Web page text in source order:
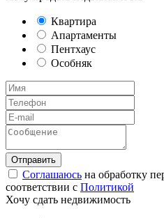
Квартира
Апартаменты
Пентхаус
Особняк
Соглашаюсь на обработку
соответствии с Политикой
Хочу сдать недвижимость